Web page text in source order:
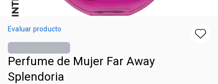
Evaluar producto
Perfume de Mujer Far Away
Splendoria